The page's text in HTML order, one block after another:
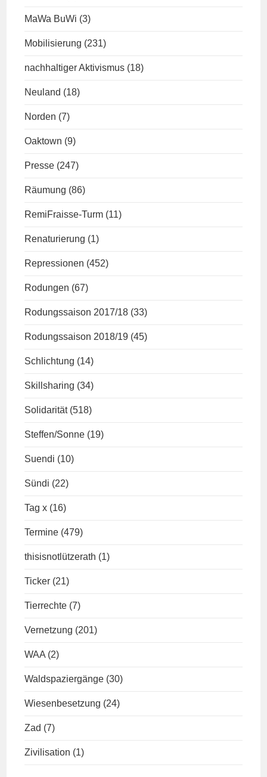
MaWa BuWi (3)
Mobilisierung (231)
nachhaltiger Aktivismus (18)
Neuland (18)
Norden (7)
Oaktown (9)
Presse (247)
Räumung (86)
RemiFraisse-Turm (11)
Renaturierung (1)
Repressionen (452)
Rodungen (67)
Rodungssaison 2017/18 (33)
Rodungssaison 2018/19 (45)
Schlichtung (14)
Skillsharing (34)
Solidarität (518)
Steffen/Sonne (19)
Suendi (10)
Sündi (22)
Tag x (16)
Termine (479)
thisisnotlützerath (1)
Ticker (21)
Tierrechte (7)
Vernetzung (201)
WAA (2)
Waldspaziergänge (30)
Wiesenbesetzung (24)
Zad (7)
Zivilisation (1)